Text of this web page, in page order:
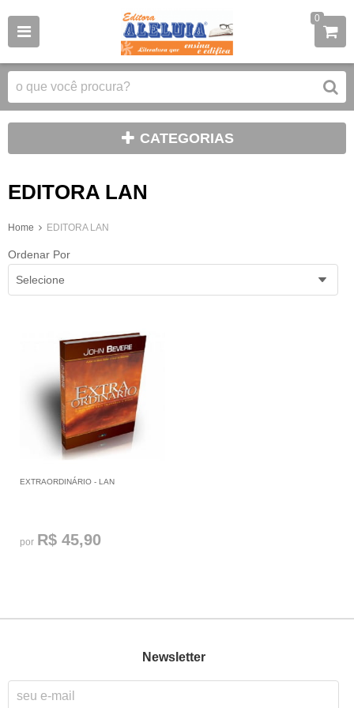
0
CATEGORIAS
EDITORA LAN
Home EDITORA LAN
Ordenar Por
Selecione
EXTRAORDINÁRIO - LAN
por R$ 45,90
Newsletter